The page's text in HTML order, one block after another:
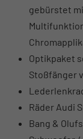
gebürstet
Optikpaket
Stoßfänger
Räder Audi
Bang &